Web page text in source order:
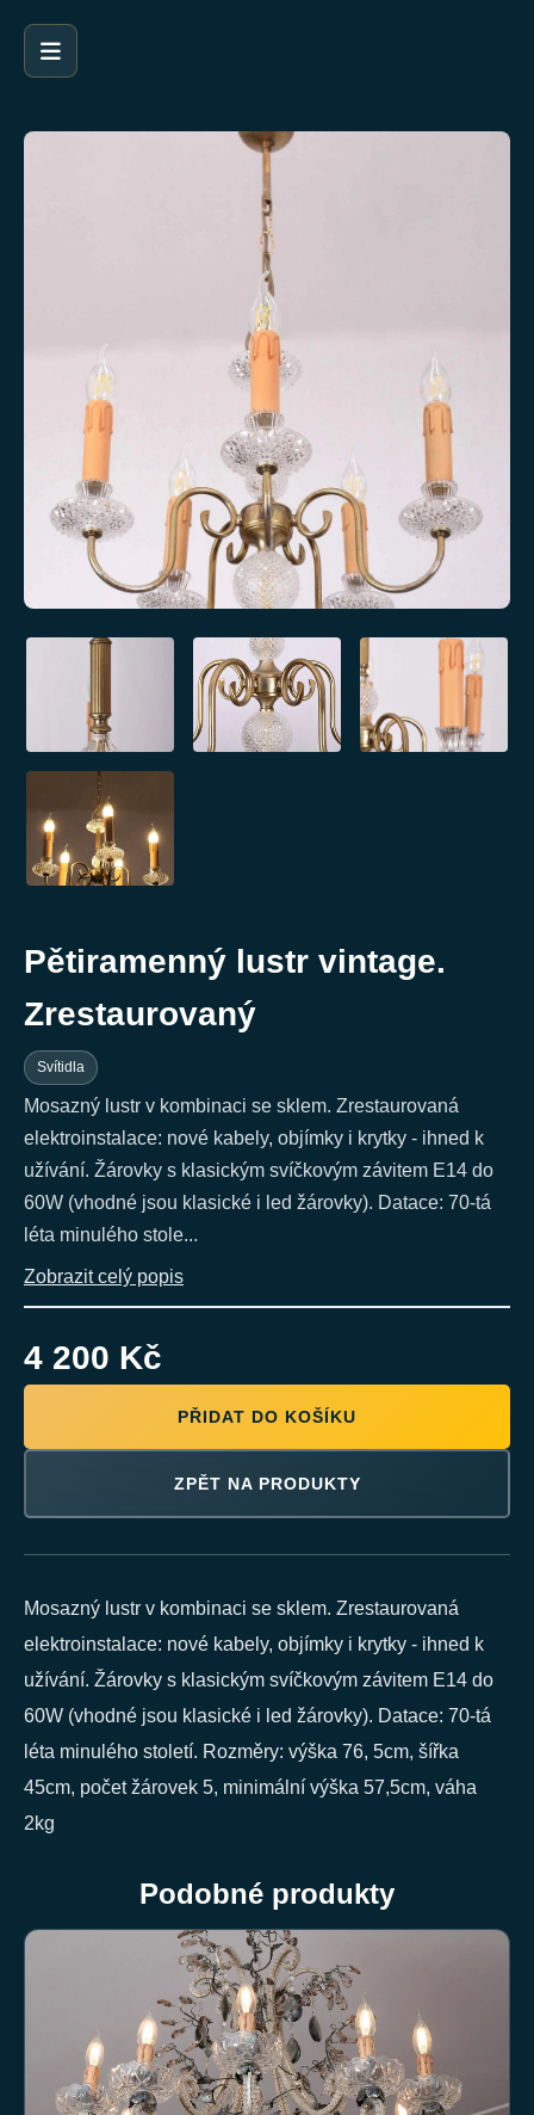
Pětiramenný lustr vintage.
Zrestaurovaný
Svítidla
Mosazný lustr v kombinaci se sklem. Zrestaurovaná
elektroinstalace: nové kabely, objímky i krytky - ihned k
užívání. Žárovky s klasickým svíčkovým závitem E14 do
60W (vhodné jsou klasické i led žárovky). Datace: 70-tá
léta minulého stole...
Zobrazit celý popis
4 200 Kč
PŘIDAT DO KOŠÍKU
ZPĚT NA PRODUKTY
Mosazný lustr v kombinaci se sklem. Zrestaurovaná
elektroinstalace: nové kabely, objímky i krytky - ihned k
užívání. Žárovky s klasickým svíčkovým závitem E14 do
60W (vhodné jsou klasické i led žárovky). Datace: 70-tá
léta minulého století. Rozměry: výška 76, 5cm, šířka
45cm, počet žárovek 5, minimální výška 57,5cm, váha
2kg
Podobné produkty